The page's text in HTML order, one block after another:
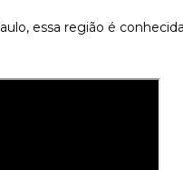
essa região é